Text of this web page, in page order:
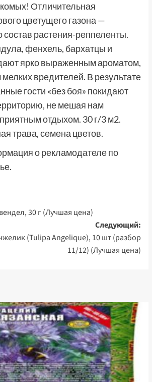
Отличительная
цветущего газона —
состав растения-реппеленты.
фенхель, бархатцы и
ярко выраженным ароматом,
вредителей. В результате
гости «без боя» покидают
не мешая нам
отдыхом. 30 г/3 м2.
трава, семена цветов.
о рекламодателе по
30 г (Лучшая цена)
Следующий:
(Tulipa Angelique), 10 шт (разбор
11/12) (Лучшая цена)